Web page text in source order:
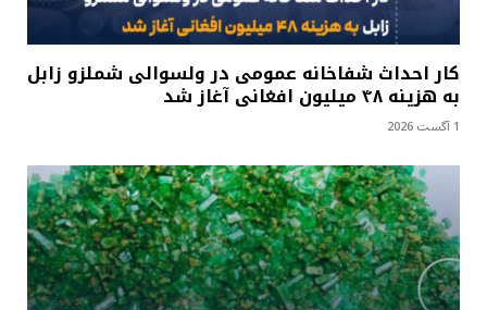
کار احداث شفاخانه عمومی در ولسوالی شملزو زابل
به هزینه ۴۸ میلیون افغانی آغاز شد
1 آگست 2026